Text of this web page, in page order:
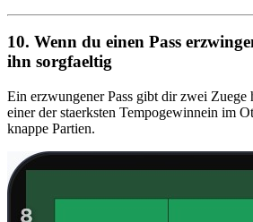
10. Wenn du einen Pass
ihn sorgfaeltig
Ein erzwungener Pass gibt dir zwei Zuege
einer der staerksten Tempogewinnein im
knappe Partien.